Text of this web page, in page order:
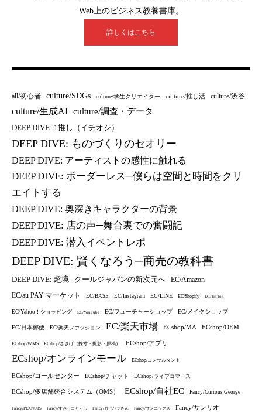
Web上のビジネス教養書庫。
詳しくはこちら
all/初心者 culture/SDGs culture/学生クリエイター culture/推し活 culture/渋谷
culture/生成AI culture/調査・データ
DEEP DIVE: 1推し（イチオシ）
DEEP DIVE: ものづくりのセオリー
DEEP DIVE: アーティストの感性に触れる
DEEP DIVE: ボーダーレス─僕らは空間と時間をクリ
エイトする
DEEP DIVE: 奥深きキャラクターの背景
DEEP DIVE: 店の声─舞台裏での奮闘記
DEEP DIVE: 潜入イベントレポ
DEEP DIVE: 賢くなろう─商売の教科書
DEEP DIVE: 超境─クールジャパンの新次元へ EC/Amazon
EC/au PAY マーケット EC/BASE EC/Instagram EC/LINE EC/Shopify EC/TikTok
EC/Yahoo！ショッピング EC/YouTube EC/フューチャーショップ EC/メイクショップ
EC/日本郵便 EC/楽天ファッション EC/楽天市場 ECshop/MA ECshop/OEM
ECshop/WMS ECshop/ささげ（採寸・撮影・原稿） ECshop/アプリ
ECshop/オンラインモール ECshop/コンサルタント
ECshop/コールセンター ECshop/チャット ECshop/ライブコマース
ECshop/多店舗統合システム（OMS） ECshop/自社EC Fancy/Curious George
Fancy/PEANUTS Fancy/すみっコぐらし Fancy/カピバラさん Fancy/サンエックス Fancy/サンリオ